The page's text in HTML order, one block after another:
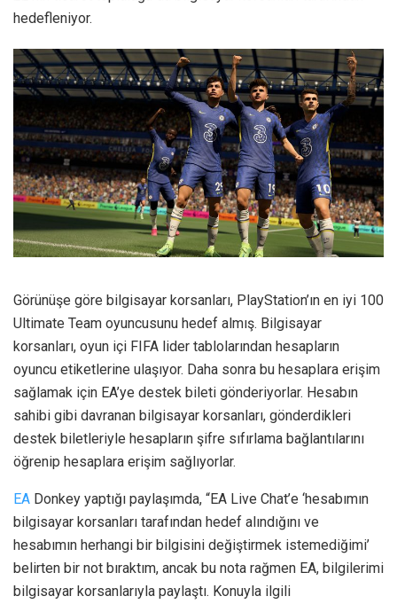
hedefleniyor.
Görünüşe göre bilgisayar korsanları, PlayStation’ın en iyi 100
Ultimate Team oyuncusunu hedef almış. Bilgisayar
korsanları, oyun içi FIFA lider tablolarından hesapların
oyuncu etiketlerine ulaşıyor. Daha sonra bu hesaplara erişim
sağlamak için EA’ye destek bileti gönderiyorlar. Hesabın
sahibi gibi davranan bilgisayar korsanları, gönderdikleri
destek biletleriyle hesapların şifre sıfırlama bağlantılarını
öğrenip hesaplara erişim sağlıyorlar.
EA Donkey yaptığı paylaşımda, “EA Live Chat’e ‘hesabımın
bilgisayar korsanları tarafından hedef alındığını ve
hesabımın herhangi bir bilgisini değiştirmek istemediğimi’
belirten bir not bıraktım, ancak bu nota rağmen EA, bilgilerimi
bilgisayar korsanlarıyla paylaştı. Konuyla ilgili